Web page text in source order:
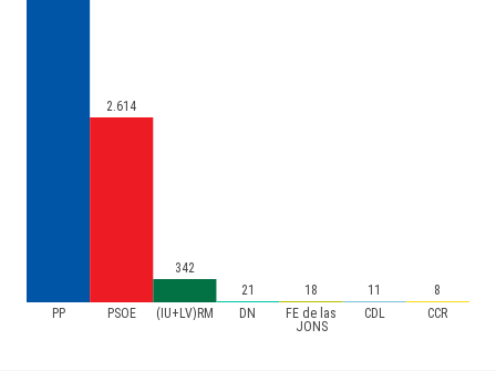
PP PSOE (IU+LV)RM DN
FE de las
JONS
CDL CCR
2.614
342
21
18 11 8